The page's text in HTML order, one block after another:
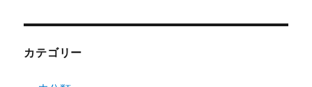
カテゴリー